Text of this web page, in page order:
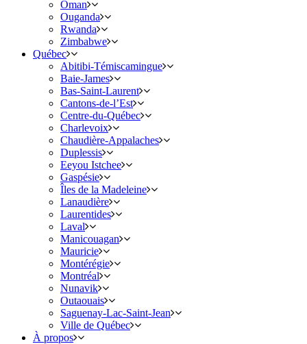
Oman
Ouganda
Rwanda
Zimbabwe
Québec
Abitibi-Témiscamingue
Baie-James
Bas-Saint-Laurent
Cantons-de-l’Est
Centre-du-Québec
Charlevoix
Chaudière-Appalaches
Duplessis
Eeyou Istchee
Gaspésie
Îles de la Madeleine
Lanaudière
Laurentides
Laval
Manicouagan
Mauricie
Montérégie
Montréal
Nunavik
Outaouais
Saguenay-Lac-Saint-Jean
Ville de Québec
À propos